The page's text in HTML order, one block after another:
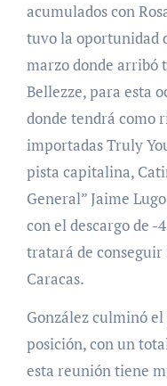
acumulados con
tuvo la oportunidad
marzo donde arribó
Bellezze, para esta
donde tendrá como
importadas Truly
pista capitalina,
General” Jaime
con el descargo de -
tratará de
Caracas.
González culminó
posición, con un
esta reunión tiene